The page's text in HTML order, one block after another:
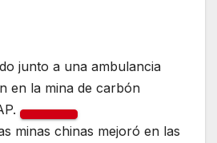
junto a una ambulancia
en la mina de carbón
minas chinas mejoró en las